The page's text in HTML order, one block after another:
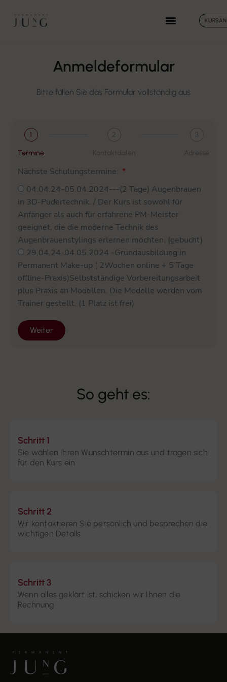
Anmeldeformular
Bitte füllen Sie das Formular vollständig aus
1
Termine
Nächste Schulungstermine:
04.04.24-05.04.2024---(2 Tage) Augenbrauen
in 3D-Pudertechnik. / Der Kurs ist sowohl für
Anfänger als auch für erfahrene PM-Meister
geeignet, die die moderne Technik des
Augenbrauenstylings erlernen möchten. (gebucht)
29.04.24-04.05.2024 -Grundausbildung in
Permanent Make-up ( 2Wochen online + 5 Tage
offline-Praxis)Selbstständige Vorbereitungsarbeit
plus Praxis an Modellen. Die Modelle werden vom
Trainer gestellt. (1 Platz ist frei)
Weiter
So geht es:
Schritt 1
Sie wählen Ihren Wunschtermin aus und tragen sich
für den Kurs ein
Schritt 2
Wir kontaktieren Sie persönlich und besprechen die
wichtigen Details
Schritt 3
Wenn alles geklärt ist, schicken wir Ihnen die
Rechnung